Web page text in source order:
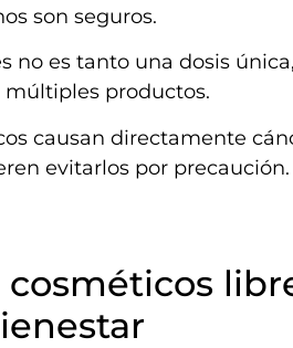
son seguros.
no es tanto una dosis
múltiples productos.
causan directamente
evitarlos por precaución.
cosméticos